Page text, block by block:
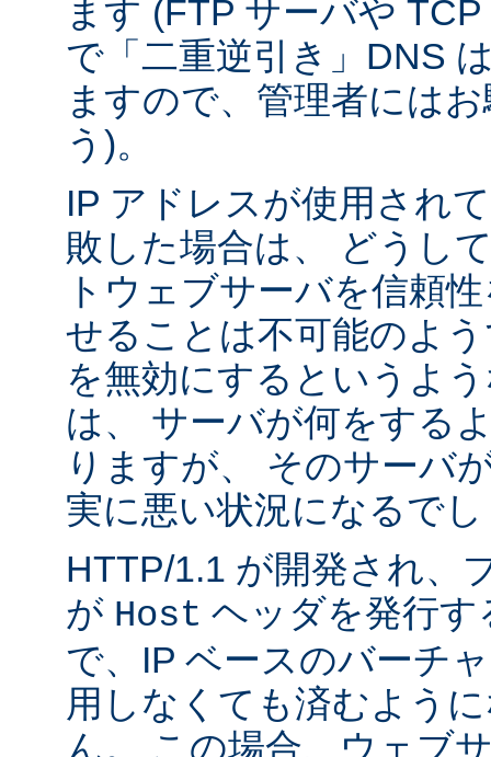
ます (FTP サーバや
で「二重逆引き」DNS
ますので、管理者には
う)。
IP アドレスが使用され
敗した場合は、 どうし
トウェブサーバを信頼
せることは不可能のよ
を無効にするというよ
は、 サーバが何をする
りますが、 そのサーバ
実に悪い状況になるで
HTTP/1.1 が開発され、
が Host ヘッダを発行
で、IP ベースのバーチ
用しなくても済むよう
ん。 この場合、ウェブ